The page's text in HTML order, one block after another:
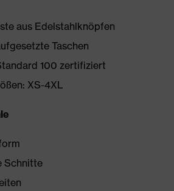
aus Edelstahlknöpfen
Taschen
100 zertifiziert
XS-4XL
Schnitte